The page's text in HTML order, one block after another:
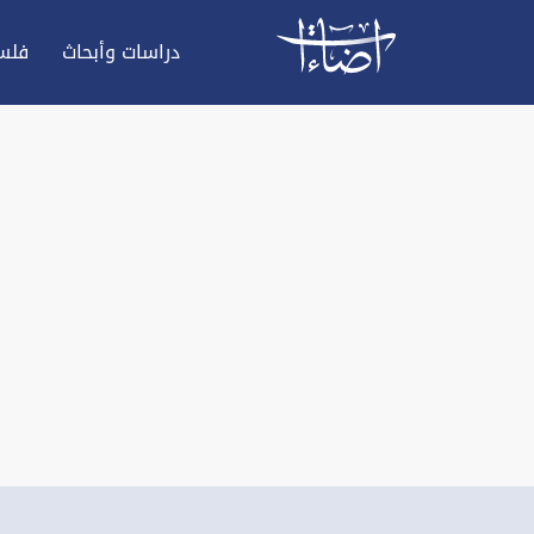
دراسات وأبحاث